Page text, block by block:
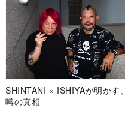
SHINTANI × ISHIYAが明かす、
噂の真相